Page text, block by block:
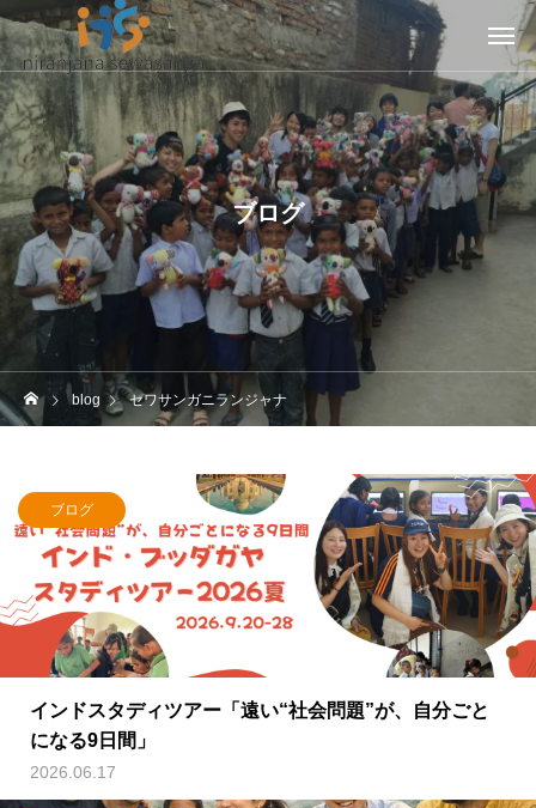
ブログ
blog セワサンガニランジャナ
ブログ
インドスタディツアー「遠い“社会問題”が、自分ごと
になる9日間」
2026.06.17